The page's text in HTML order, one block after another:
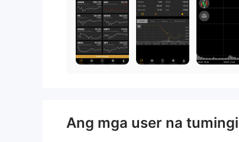
Ang mga user na